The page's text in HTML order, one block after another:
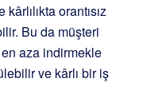
orantısız
Bu da müşteri
en aza indirmekle
ve kârlı bir iş